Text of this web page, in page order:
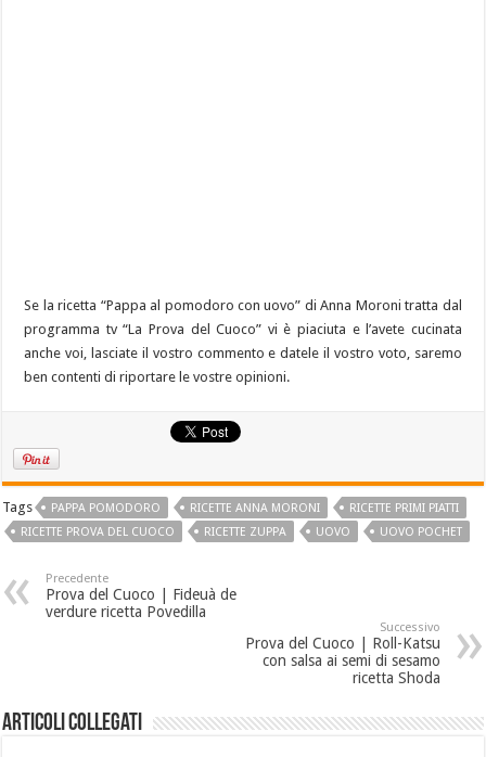
Se la ricetta “Pappa al pomodoro con uovo” di Anna Moroni tratta dal
programma tv “La Prova del Cuoco” vi è piaciuta e l’avete cucinata
anche voi, lasciate il vostro commento e datele il vostro voto, saremo
ben contenti di riportare le vostre opinioni.
Tags PAPPA POMODORO RICETTE ANNA MORONI
RICETTE PRIMI PIATTI
RICETTE PROVA DEL CUOCO
RICETTE ZUPPA UOVO UOVO POCHET
Precedente
Prova del Cuoco | Fideuà de
verdure ricetta Povedilla
Successivo
Prova del Cuoco | Roll-Katsu
con salsa ai semi di sesamo
ricetta Shoda
Articoli collegati